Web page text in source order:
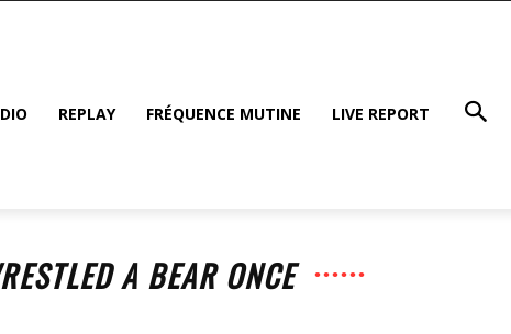
REPLAY FRÉQUENCE MUTINE LIVE REPORT
A BEAR ONCE